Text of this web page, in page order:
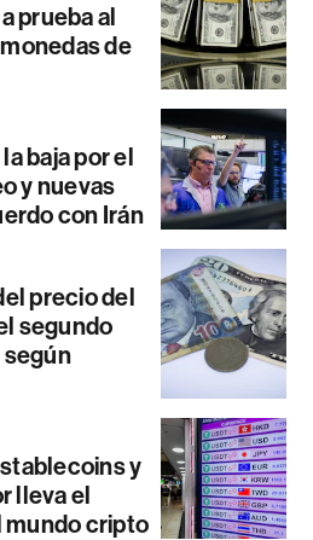
prueba al
de
baja por el
y nuevas
con Irán
precio del
segundo
y
lleva el
mundo cripto